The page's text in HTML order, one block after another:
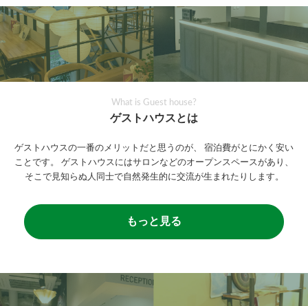
What is Guest house?
ゲストハウスとは
ゲストハウスの一番のメリットだと思うのが、
宿泊費がとにかく安い
ことです。
ゲストハウスにはサロンなどのオープンスペースがあり、
そこで見知らぬ人同士で自然発生的に交流が生まれたりします。
もっと見る